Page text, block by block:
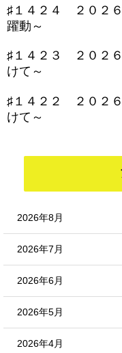
♯１４２４ ２０２
躍動～
♯１４２３ ２０２
けて～
♯１４２２ ２０２
けて～
2026年8月
2026年7月
2026年6月
2026年5月
2026年4月